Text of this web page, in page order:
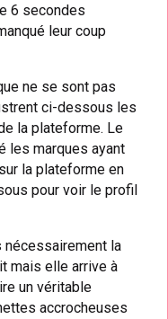
6 secondes
leur coup
ne se sont pas
ci-dessous les
la plateforme. Le
les marques ayant
la plateforme en
pour voir le profil
nécessairement la
mais elle arrive à
un véritable
accrocheuses